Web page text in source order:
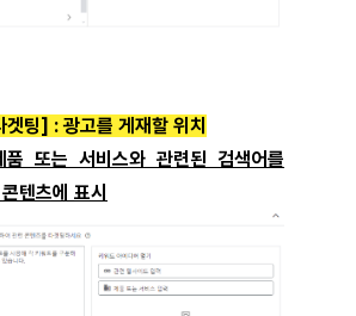
팅] : 광고를 게재할 위치
또는 서비스와 관련된 검색어를
텐츠에 표시